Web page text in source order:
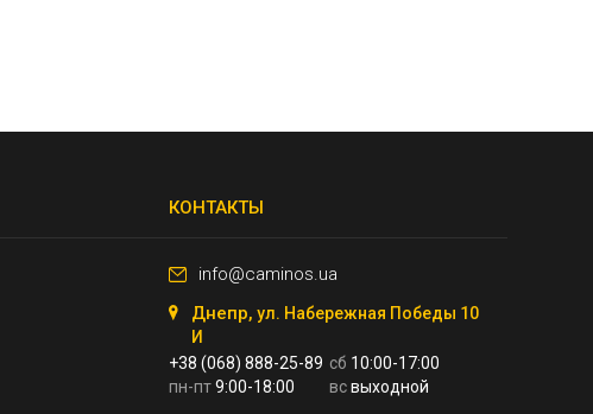
КОНТАКТЫ
info@caminos.ua
Днепр, ул. Набережная Победы 10
И
+38 (068) 888-25-89
пн-пт9:00-18:00
сб 10:00-17:00
всвыходной